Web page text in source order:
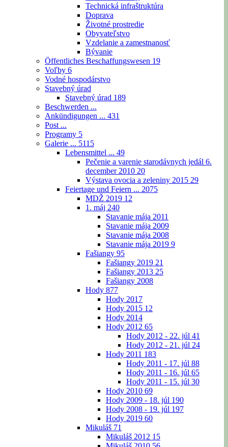
Technická infraštruktúra
Doprava
Životné prostredie
Obyvateľstvo
Vzdelanie a zamestnanosť
Bývanie
Öffentliches Beschaffungswesen 19
Voľby 6
Vodné hospodárstvo
Stavebný úrad
Stavebný úrad 189
Beschwerden ...
Ankündigungen ... 431
Post ...
Programy 5
Galerie ... 5115
Lebensmittel ... 49
Pečenie a varenie starodávnych jedál 6.
december 2010 20
Výstava ovocia a zeleniny 2015 29
Feiertage und Feiern ... 2075
MDŽ 2019 12
1. máj 240
Stavanie mája 2011
Stavanie mája 2009
Stavanie mája 2008
Stavanie mája 2019 9
Fašiangy 95
Fašiangy 2019 21
Fašiangy 2013 25
Fašiangy 2008
Hody 877
Hody 2017
Hody 2015 12
Hody 2014
Hody 2012 65
Hody 2012 - 22. júl 41
Hody 2012 - 21. júl 24
Hody 2011 183
Hody 2011 - 17. júl 88
Hody 2011 - 16. júl 65
Hody 2011 - 15. júl 30
Hody 2010 69
Hody 2009 - 18. júl 190
Hody 2008 - 19. júl 197
Hody 2019 60
Mikuláš 71
Mikuláš 2012 15